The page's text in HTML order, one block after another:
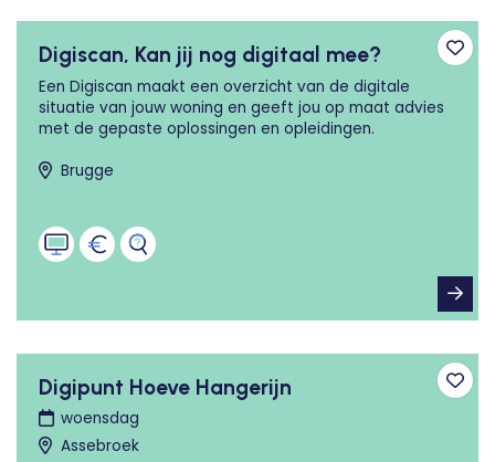
Digiscan, Kan jij nog digitaal mee?
Een Digiscan maakt een overzicht van de digitale
situatie van jouw woning en geeft jou op maat advies
met de gepaste oplossingen en opleidingen.
Brugge
Digipunt Hoeve Hangerijn
woensdag
Assebroek